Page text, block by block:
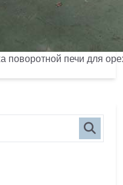
поворотной печи для